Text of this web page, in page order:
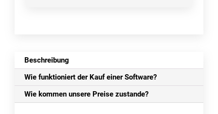
Beschreibung
Wie funktioniert der Kauf einer Software?
Wie kommen unsere Preise zustande?